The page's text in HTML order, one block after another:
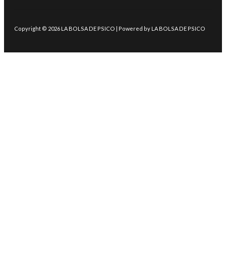
Copyright © 2026 LA BOLSA DE PSICO | Powered by LA BOLSA DE PSICO